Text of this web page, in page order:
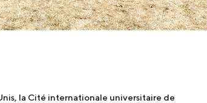
la Cité internationale universitaire de